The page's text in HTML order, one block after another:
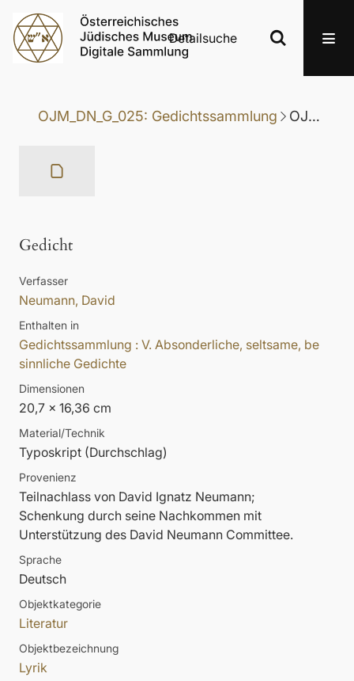
Detailsuche
OJM_DN_G_025: Gedichtssammlung OJM_DN_G_025-007: Gedicht
Gedicht
Verfasser
Neumann, David
Enthalten in
Gedichtssammlung : V. Absonderliche, seltsame, be
sinnliche Gedichte
Dimensionen
20,7 x 16,36 cm
Material/Technik
Typoskript (Durchschlag)
Provenienz
Teilnachlass von David Ignatz Neumann;
Schenkung durch seine Nachkommen mit
Unterstützung des David Neumann Committee.
Sprache
Deutsch
Objektkategorie
Literatur
Objektbezeichnung
Lyrik